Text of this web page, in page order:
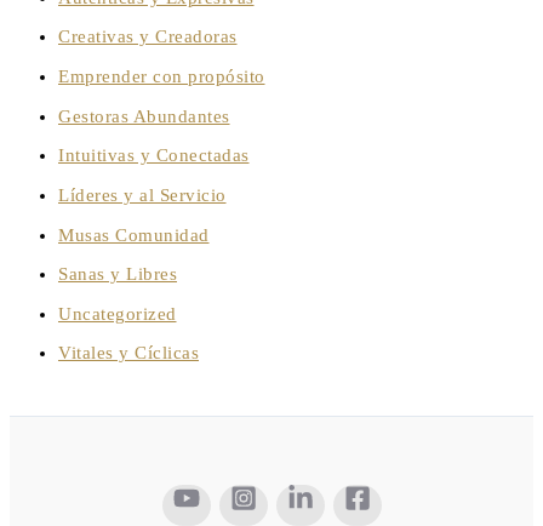
Creativas y Creadoras
Emprender con propósito
Gestoras Abundantes
Intuitivas y Conectadas
Líderes y al Servicio
Musas Comunidad
Sanas y Libres
Uncategorized
Vitales y Cíclicas